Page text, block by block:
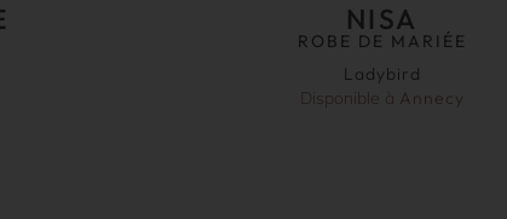
NISA
ROBE DE MARIÉE
Ladybird
Disponible à Annecy